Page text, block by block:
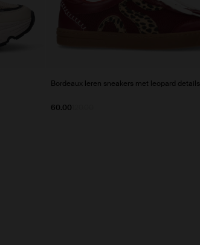
Bordeaux leren sneakers met leopard details
60.00